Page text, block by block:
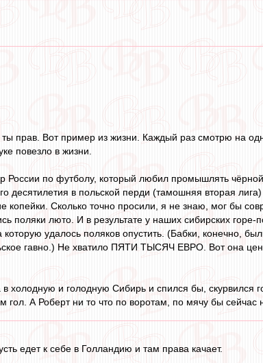
ты прав. Вот пример из жизни. Каждый раз смотрю на
повезло в жизни.
России по футболу, который любил промышлять
десятилетия в польской перди (тамошняя вторая
Сколько точно просили, я не знаю, мог бы
поляки люто. И в результате у наших сибирских горе-
удалось поляков опустить. (Бабки, конечно,
гавно.) Не хватило ПЯТИ ТЫСЯЧ ЕВРО. Вот она
холодную и голодную Сибирь и спился бы, скурвился
А Роберт ни то что по воротам, по мячу бы сейчас
едет к себе в Голландию и там права качает.